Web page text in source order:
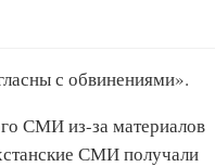
с обвинениями».
СМИ из-за материалов
СМИ получали